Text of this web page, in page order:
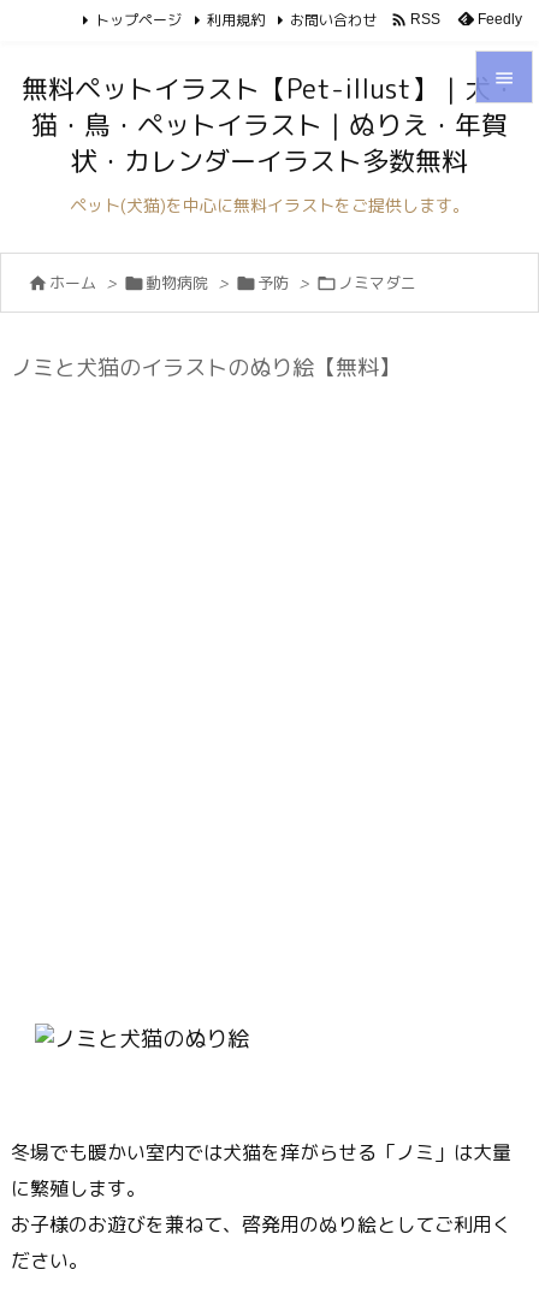



トップページ 利用規約 お問い合わせ  RSS Feedly
無料ペットイラスト【Pet-illust】｜犬・
猫・鳥・ペットイラスト｜ぬりえ・年賀
状・カレンダーイラスト多数無料
ペット(犬猫)を中心に無料イラストをご提供します。
 ホーム > 動物病院 > 予防 >  ノミマダニ
ノミと犬猫のイラストのぬり絵【無料】
冬場でも暖かい室内では犬猫を痒がらせる「ノミ」は大量
に繁殖します。
お子様のお遊びを兼ねて、啓発用のぬり絵としてご利用く
ださい。